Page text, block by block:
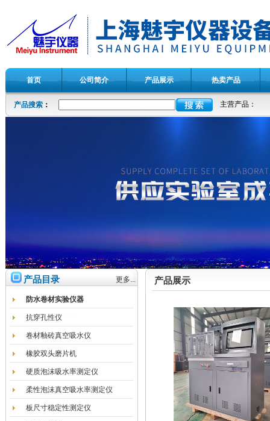
首页 公司简介 产品展示 热卖产品
产品搜索 ： 主营产品：
产品目录 更多...
防水卷材实验仪器
抗穿孔性仪
卷材釉砖真空吸水仪
橡胶双头磨片机
硬质泡沫吸水率测定仪
柔性泡沫真空吸水率测定仪
板尺寸稳定性测定仪
产品展示